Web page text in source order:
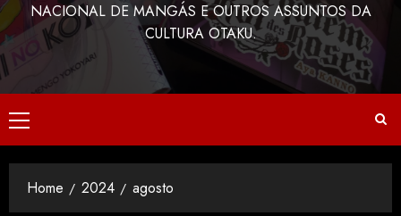
NACIONAL DE MANGÁS E OUTROS ASSUNTOS DA
CULTURA OTAKU.
Home 2024 agosto